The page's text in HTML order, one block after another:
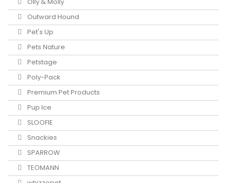
Outward Hound
Pet's Up
Pets Nature
Petstage
Poly-Pack
Premium Pet Products
Pup Ice
SLOOFIE
Snackies
SPARROW
TEOMANN